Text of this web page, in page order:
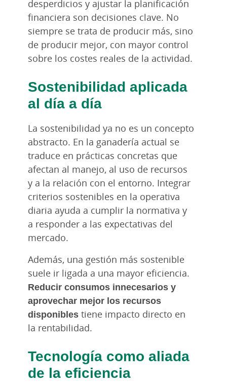
desperdicios y ajustar la planificación
financiera son decisiones clave. No
siempre se trata de producir más, sino
de producir mejor, con mayor control
sobre los costes reales de la actividad.
Sostenibilidad aplicada
al día a día
La sostenibilidad ya no es un concepto
abstracto. En la ganadería actual se
traduce en prácticas concretas que
afectan al manejo, al uso de recursos
y a la relación con el entorno. Integrar
criterios sostenibles en la operativa
diaria ayuda a cumplir la normativa y
a responder a las expectativas del
mercado.
Además, una gestión más sostenible
suele ir ligada a una mayor eficiencia.
Reducir consumos innecesarios y
aprovechar mejor los recursos
disponibles tiene impacto directo en
la rentabilidad.
Tecnología como aliada
de la eficiencia